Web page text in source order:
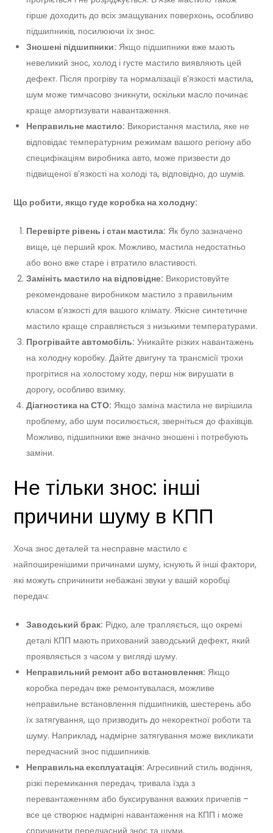
гірше доходить до всіх змащуваних поверхонь, особливо
підшипників, посилюючи їх знос.
Зношені підшипники: Якщо підшипники вже мають
невеликий знос, холод і густе мастило виявляють цей
дефект. Після прогріву та нормалізації в’язкості мастила,
шум може тимчасово зникнути, оскільки масло починає
краще амортизувати навантаження.
Неправильне мастило: Використання мастила, яке не
відповідає температурним режимам вашого регіону або
специфікаціям виробника авто, може призвести до
підвищеної в’язкості на холоді та, відповідно, до шумів.
Що робити, якщо гуде коробка на холодну:
Перевірте рівень і стан мастила: Як було зазначено
вище, це перший крок. Можливо, мастила недостатньо
або воно вже старе і втратило властивості.
Замініть мастило на відповідне: Використовуйте
рекомендоване виробником мастило з правильним
класом в’язкості для вашого клімату. Якісне синтетичне
мастило краще справляється з низькими температурами.
Прогрівайте автомобіль: Уникайте різких навантажень
на холодну коробку. Дайте двигуну та трансмісії трохи
прогрітися на холостому ходу, перш ніж вирушати в
дорогу, особливо взимку.
Діагностика на СТО: Якщо заміна мастила не вирішила
проблему, або шум посилюється, зверніться до фахівців.
Можливо, підшипники вже значно зношені і потребують
заміни.
Не тільки знос: інші
причини шуму в КПП
Хоча знос деталей та несправне мастило є
найпоширенішими причинами шуму, існують й інші фактори,
які можуть спричинити небажані звуки у вашій коробці
передач:
Заводський брак: Рідко, але трапляється, що окремі
деталі КПП мають прихований заводський дефект, який
проявляється з часом у вигляді шуму.
Неправильний ремонт або встановлення: Якщо
коробка передач вже ремонтувалася, можливе
неправильне встановлення підшипників, шестерень або
їх затягування, що призводить до некоректної роботи та
шуму. Наприклад, надмірне затягування може викликати
передчасний знос підшипників.
Неправильна експлуатація: Агресивний стиль водіння,
різкі перемикання передач, тривала їзда з
перевантаженням або буксирування важких причепів –
все це створює надмірні навантаження на КПП і може
спричинити передчасний знос та шуми.